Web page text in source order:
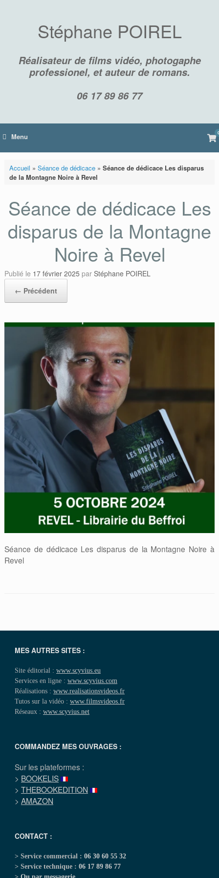
Stéphane POIREL
Réalisateur de films vidéo, photogaphe
professionel, et auteur de romans.
06 17 89 86 77
Menu 0
Accueil » Séance de dédicace» Séance de dédicace Les disparus
de la Montagne Noire à Revel
Séance de dédicace Les
disparus de la Montagne
Noire à Revel
Publié le 17 février 2025 par Stéphane POIREL
← Précédent
Séance de dédicace Les disparus de la Montagne Noire à
Revel
MES AUTRES SITES :
Site éditorial : www.scyvius.eu
Services en ligne : www.scyvius.com
Réalisations : www.realisationsvideos.fr
Tutos sur la vidéo : www.filmsvideos.fr
Réseaux : www.scyvius.net
COMMANDEZ MES OUVRAGES :
Sur les plateformes :
> BOOKELIS
> THEBOOKEDITION
> AMAZON
CONTACT :
> Service commercial : 06 30 60 55 32
> Service technique : 06 17 89 86 77
> Ou par messagerie